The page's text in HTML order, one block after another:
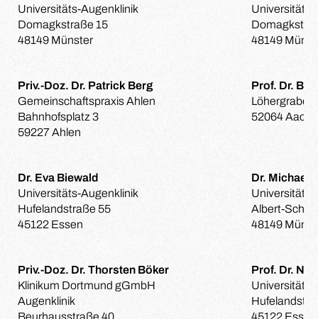
Universitäts-Augenklinik
Domagkstraße 15
48149 Münster
Universitäts-
48149
Priv.-Doz. Dr. Patrick Berg
Gemeinschaftspraxis Ahlen
Bahnhofsplatz 3
59227 Ahlen
Prof. Dr.
Löhergraben
52064
Dr. Eva Biewald
Universitäts-Augenklinik
Hufelandstraße 55
45122 Essen
Dr. Michael
Universität
Albert-
48149
Priv.-Doz. Dr. Thorsten Böker
Klinikum Dortmund gGmbH
Augenklinik
Beurhausstraße 40
Prof. Dr.
Universitäts-
45122 Essen